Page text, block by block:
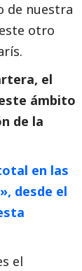
de nuestra
otro
el
ámbito
de la
en las
desde el
el